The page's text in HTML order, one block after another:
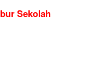
Sekolah